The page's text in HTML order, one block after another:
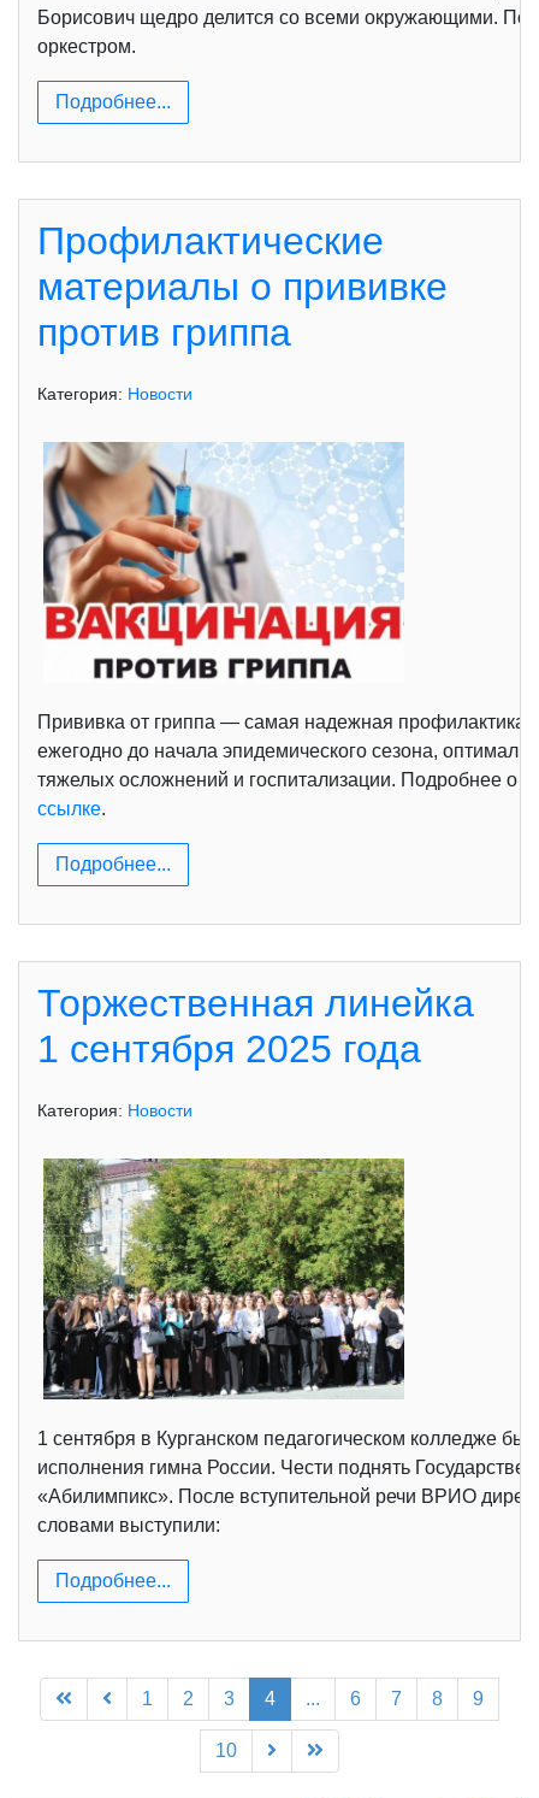
Борисович щедро делится со всеми окружающими.
оркестром.
Подробнее...
Профилактические
материалы о прививке
против гриппа
Категория: Новости
Прививка от гриппа — самая надежная профилактика
ежегодно до начала эпидемического сезона,
тяжелых осложнений и госпитализации. Подробнее о
ссылке.
Подробнее...
Торжественная линейка
1 сентября 2025 года
Категория: Новости
1 сентября в Курганском педагогическом колледже
исполнения гимна России. Чести поднять
«Абилимпикс». После вступительной речи ВРИО
словами выступили:
Подробнее...
1 2 3 4 ... 6 7 8 9
10